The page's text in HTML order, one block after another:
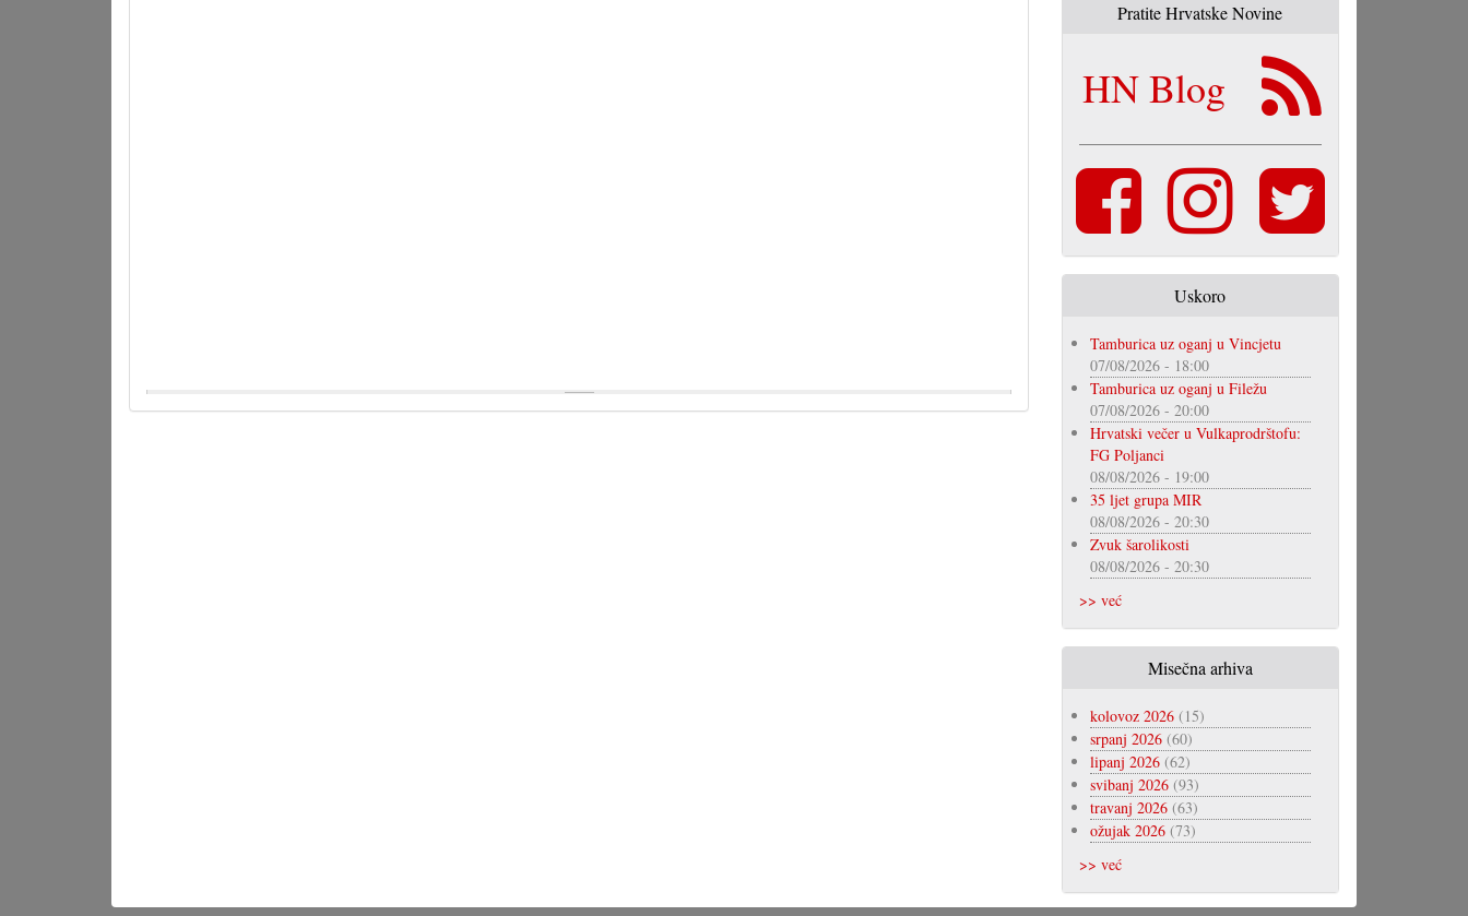
Pratite Hrvatske Novine
HN Blog
Uskoro
Tamburica uz oganj u Vincjetu
07/08/2026 - 18:00
Tamburica uz oganj u Filežu
07/08/2026 - 20:00
Hrvatski večer u Vulkaprodrštofu:
FG Poljanci
08/08/2026 - 19:00
35 ljet grupa MIR
08/08/2026 - 20:30
Zvuk šarolikosti
08/08/2026 - 20:30
>> već
Misečna arhiva
kolovoz 2026(15)
srpanj 2026(60)
lipanj 2026(62)
svibanj 2026(93)
travanj 2026(63)
ožujak 2026(73)
>> već